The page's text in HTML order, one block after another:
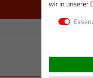
wir in unserer